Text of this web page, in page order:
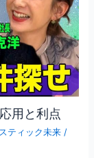
用と利点
ティック未来 /